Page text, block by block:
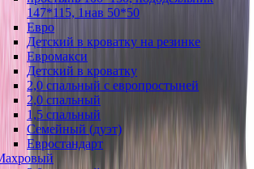
147*115, 1нав 50*50
Евро
Детский в кроватку на резинке
Евромакси
Детский в кроватку
2,0 спальный с европростыней
2,0 спальный
1,5 спальный
Семейный (дуэт)
Евростандарт